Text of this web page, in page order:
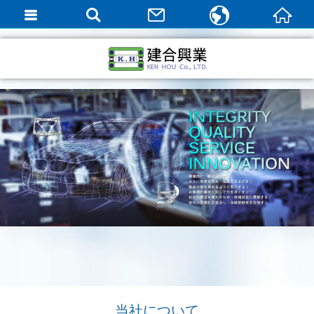
当社について
繁體中文
English
日本語